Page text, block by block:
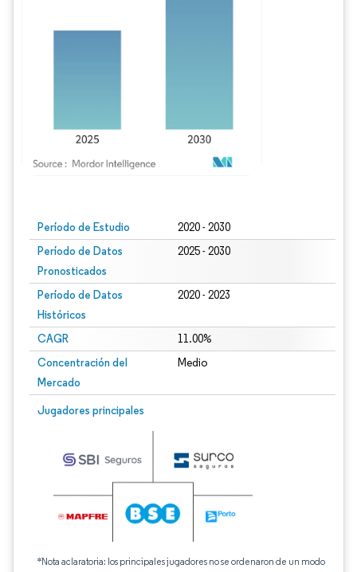
Período de Estudio 2020 - 2030
Período de Datos
Pronosticados
2025 - 2030
Período de Datos
Históricos
2020 - 2023
CAGR 11.00%
Concentración del
Mercado
Medio
Jugadores principales
*Nota aclaratoria: los principales jugadores no se ordenaron de un modo